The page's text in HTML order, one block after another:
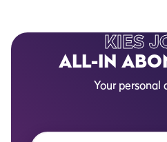
KIES
ALL-IN
Your personal